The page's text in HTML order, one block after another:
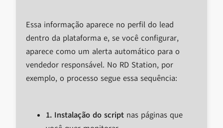
Essa informação aparece no perfil do lead
dentro da plataforma e, se você configurar,
aparece como um alerta automático para o
vendedor responsável. No RD Station, por
exemplo, o processo segue essa sequência:
1. Instalação do script nas páginas que